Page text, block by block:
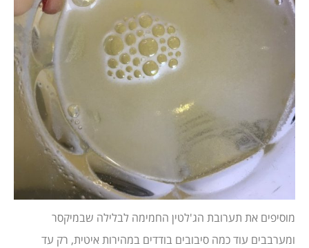
מוסיפים את תערובת הג'לטין החמימה לבלילה שבמיקסר
ומערבבים עוד כמה סיבובים בודדים במהירות איטית, רק עד